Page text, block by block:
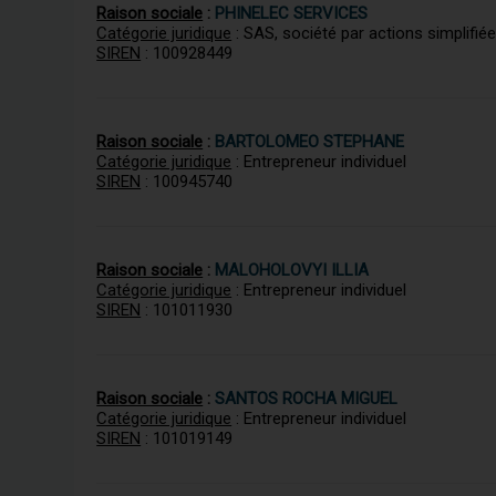
Raison sociale : PHINELEC SERVICES
Catégorie juridique : SAS, société par actions simplifiée
SIREN : 100928449
Raison sociale : BARTOLOMEO STEPHANE
Catégorie juridique : Entrepreneur individuel
SIREN : 100945740
Raison sociale : MALOHOLOVYI ILLIA
Catégorie juridique : Entrepreneur individuel
SIREN : 101011930
Raison sociale :SANTOS ROCHA MIGUEL
Catégorie juridique : Entrepreneur individuel
SIREN : 101019149